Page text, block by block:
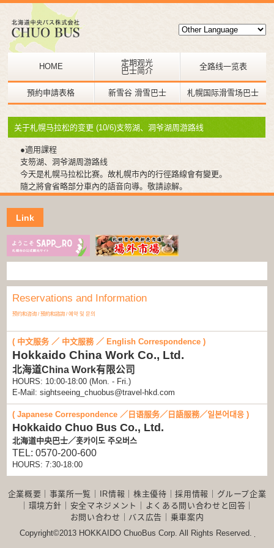
HOME
定期观光
巴士简介
全路线一览表
預約申請表格 新雪谷 滑雪巴士 札幌国际滑雪场巴士
关于札幌马拉松的变更 (10/6)支笏湖、洞爷湖周游路线
●適用課程
支笏湖、洞爷湖周游路线
今天是札幌马拉松比赛。故札幌市內的行徑路線會有變更。
隨之將會省略部分車內的語音向導。敬請諒解。
Link
Reservations and Information
预约和咨询 / 預約和諮詢 / 예약 및 문의
( 中文服务 ／ 中文服務 ／ English Correspondence )
Hokkaido China Work Co., Ltd.
北海道China Work有限公司
HOURS: 10:00-18:00 (Mon. - Fri.)
E-Mail: sightseeing_chuobus@travel-hkd.com
( Japanese Correspondence ／日语服务／日語服務／일본어대응 )
Hokkaido Chuo Bus Co., Ltd.
北海道中央巴士／홋카이도 주오버스
TEL: 0570-200-600
HOURS: 7:30-18:00
企業概要 事業所一覧 IR情報 株主優待 ｜採用情報
グループ企業
環境方針 安全マネジメント よくある問い合わせと回答
お問い合わせ
バス広告
乗車案内
Copyright©2013 HOKKAIDO ChuoBus Corp. All Rights Reserved.